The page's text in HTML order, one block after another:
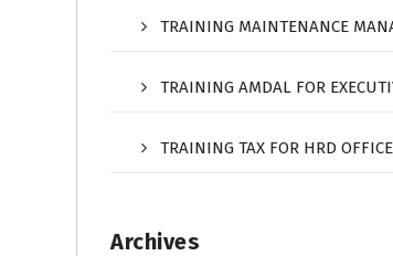
TRAINING MAINTENANCE
TRAINING AMDAL FOR
TRAINING TAX FOR HRD
Archives